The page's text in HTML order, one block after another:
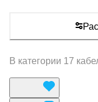
В категории 17